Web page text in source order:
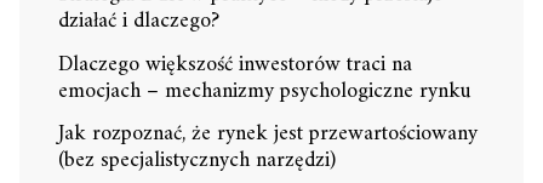
działać i dlaczego?
Dlaczego większość inwestorów traci na
emocjach – mechanizmy psychologiczne rynku
Jak rozpoznać, że rynek jest przewartościowany
(bez specjalistycznych narzędzi)